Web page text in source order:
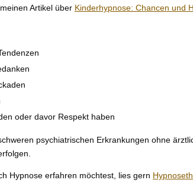
Artikel über Kinderhypnose: Chancen und
oder davor Respekt haben
psychiatrischen Erkrankungen ohne
Hypnose erfahren möchtest, lies gern